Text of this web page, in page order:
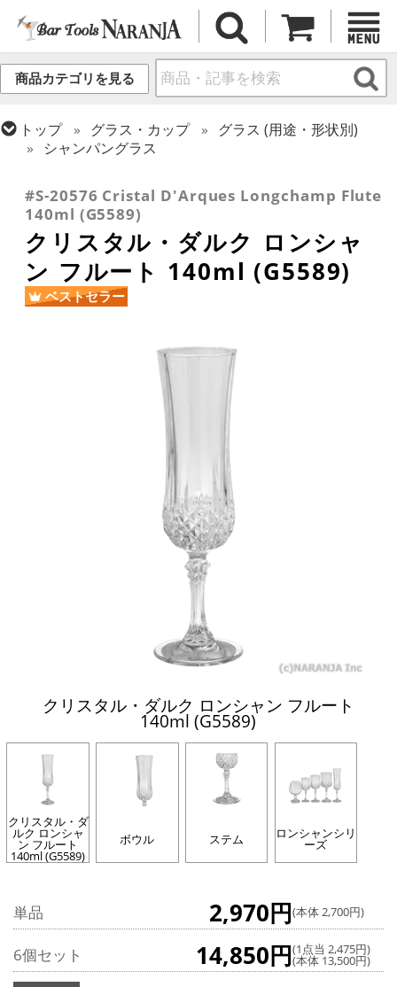
商品カテゴリを見る
トップ グラス・カップ
グラス (用途・形状別)
シャンパングラス
クリスタル・ダルク
#S-20576 Cristal D'Arques Longchamp Flute
140ml (G5589)
クリスタル・ダルク ロンシャ
ン フルート 140ml (G5589)
ベストセラー
クリスタル・ダルク ロンシャン フルート
140ml (G5589)
クリスタル・ダ
ルク ロンシャ
ン フルート
140ml (G5589)
ボウル ステム ロンシャンシリ
ーズ
単品 2,970円(本体 2,700円)
6個セット 14,850円(1点当 2,475円)
(本体 13,500円)